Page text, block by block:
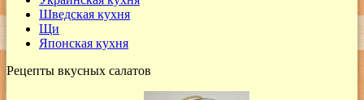
Шведская кухня
Щи
Японская кухня
Рецепты вкусных салатов